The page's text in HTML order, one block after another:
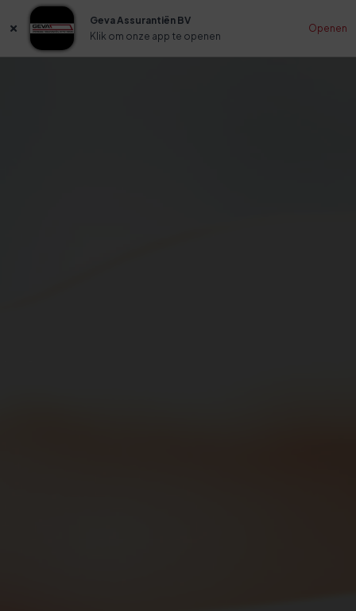
Geva Assurantiën BV
Klik om onze app te openen
Openen